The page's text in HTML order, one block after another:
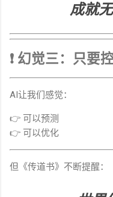
成就
❗ 幻觉三：只要
AI让我们感觉：
👉 可以预测
👉 可以优化
但《传道书》不断提醒：